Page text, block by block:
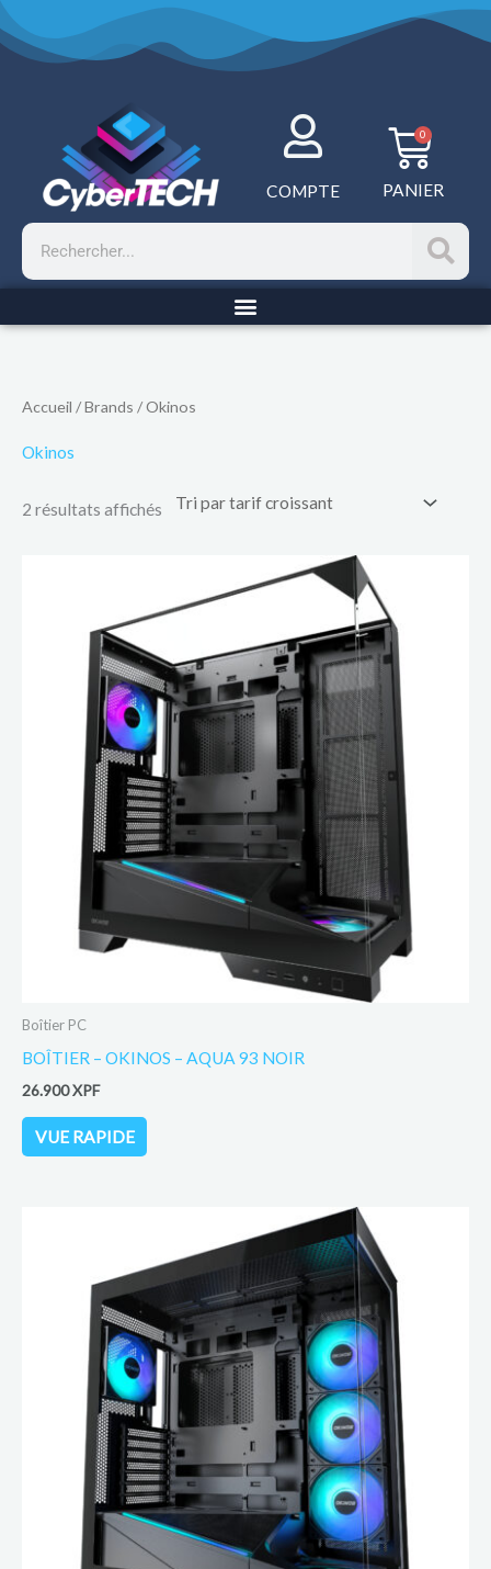
Aller
au
COMPTE
0
PANIER
Rechercher
Accueil / Brands / Okinos
Okinos
2 résultats affichés
Trié
par
Boîtier PC
BOÎTIER – OKINOS – AQUA 93 NOIR
26.900XPF
VUE RAPIDE